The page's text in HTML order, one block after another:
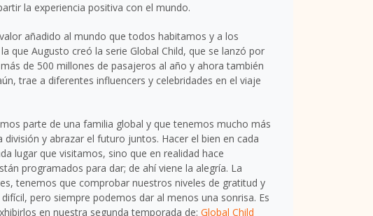
la experiencia positiva con el mundo.
añadido al mundo que todos habitamos y a los
que Augusto creó la serie Global Child, que se lanzó por
de 500 millones de pasajeros al año y ahora también
trae a diferentes influencers y celebridades en el viaje
parte de una familia global y que tenemos mucho más
y abrazar el futuro juntos. Hacer el bien en cada
lugar que visitamos, sino que en realidad hace
programados para dar; de ahí viene la alegría. La
tenemos que comprobar nuestros niveles de gratitud y
pero siempre podemos dar al menos una sonrisa. Es
en nuestra segunda temporada de: Global Child